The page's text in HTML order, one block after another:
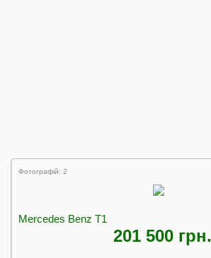
Фотографій: 2
Mercedes Benz T1
201 500 грн.